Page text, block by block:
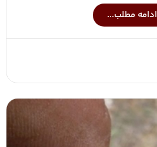
ادامه مطلب...